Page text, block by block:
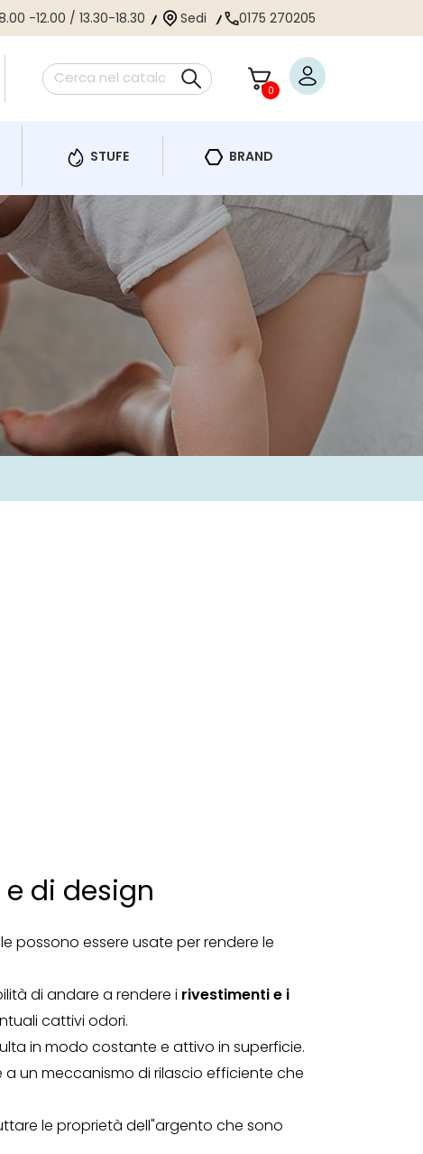
-12.00 / 13.30-18.30 Sedi 0175 270205
0
STUFE BRAND
-12.00 / 13.30-18.30 Sedi 0175 270205
0
STUFE BRAND
di design
possono essere usate per rendere le
di andare a rendere i rivestimenti e i
cattivi odori.
in modo costante e attivo in superficie.
un meccanismo di rilascio efficiente che
le proprietà dell"argento che sono